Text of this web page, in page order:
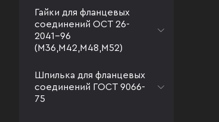
Гайки для фланцевых
соединений ОСТ 26-
2041-96
(М36,М42,М48,М52)
Шпилька для фланцевых
соединений ГОСТ 9066-
75